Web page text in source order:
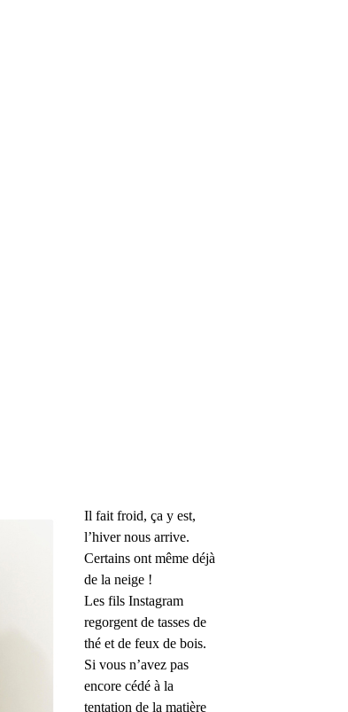
Il fait froid, ça y est,
l’hiver nous arrive.
Certains ont même déjà
de la neige !
Les fils Instagram
regorgent de tasses de
thé et de feux de bois.
Si vous n’avez pas
encore cédé à la
tentation de la matière